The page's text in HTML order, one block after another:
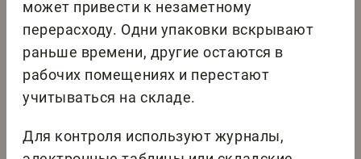
может привести к незаметному
перерасходу. Одни упаковки вскрывают
раньше времени, другие остаются в
рабочих помещениях и перестают
учитываться на складе.
Для контроля используют журналы,